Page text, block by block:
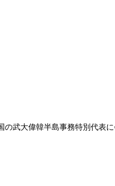
武大偉韓半島事務特別代表